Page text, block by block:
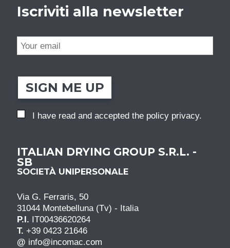
Iscriviti alla newsletter
SIGN ME UP
I have read and accepted the policy privacy.
ITALIAN DRYING GROUP S.R.L. -
SB
SOCIETÀ UNIPERSONALE
Via G. Ferraris, 50
31044 Montebelluna (Tv) - Italia
P.I.
IT00436620264
T. +39 0423 21646
@ info@incomac.com